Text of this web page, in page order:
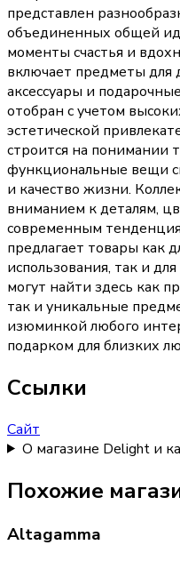
представлен
объединенных общей
моменты счастья и
включает предметы для
аксессуары и
отобран с учетом
эстетической
строится на понимании
функциональные вещи
и качество жизни.
вниманием к деталям,
современным
предлагает товары как
использования, так и
могут найти здесь как
так и уникальные
изюминкой любого
подарком для близких
Ссылки
Сайт
О магазине Delight и
Похожие
Altagamma